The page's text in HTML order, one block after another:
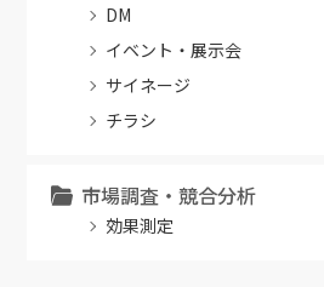
DM
イベント・展示会
サイネージ
チラシ
市場調査・競合分析
効果測定